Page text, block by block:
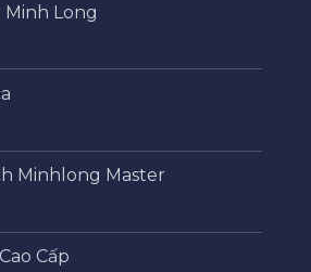
Minh Long
Minhlong Master
Cấp